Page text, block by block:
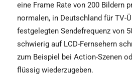
eine Frame Rate von 200 Bildern
normalen, in Deutschland für TV-
festgelegten Sendefrequenz von
schwierig auf LCD-Fernsehern
zum Beispiel bei Action-Szenen
flüssig wiederzugeben.